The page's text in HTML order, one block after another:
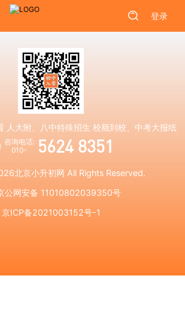
登录
人大附、八中特殊招生 校额到校、中考大报纸
咨询电话:
010-
5624 8351
北京小升初网 All Rights Reserved.
公网安备 11010802039350号
京ICP备2021003152号-1